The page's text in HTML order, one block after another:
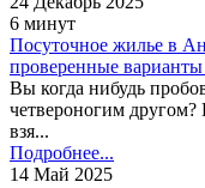
6 минут
Посуточное жилье в
проверенные варианты
Вы когда нибудь
четвероногим другом?
взя...
Подробнее...
14 Май 2025